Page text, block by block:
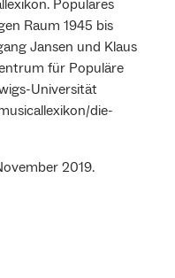
Populäres
Raum 1945 bis
Jansen und Klaus
für Populäre
Universität
die-
2019.